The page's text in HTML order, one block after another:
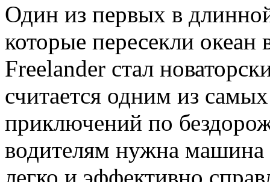
Один из первых в
которые пересекли
Freelander стал
считается одним из
приключений по
водителям нужна машина
легко и эффективно